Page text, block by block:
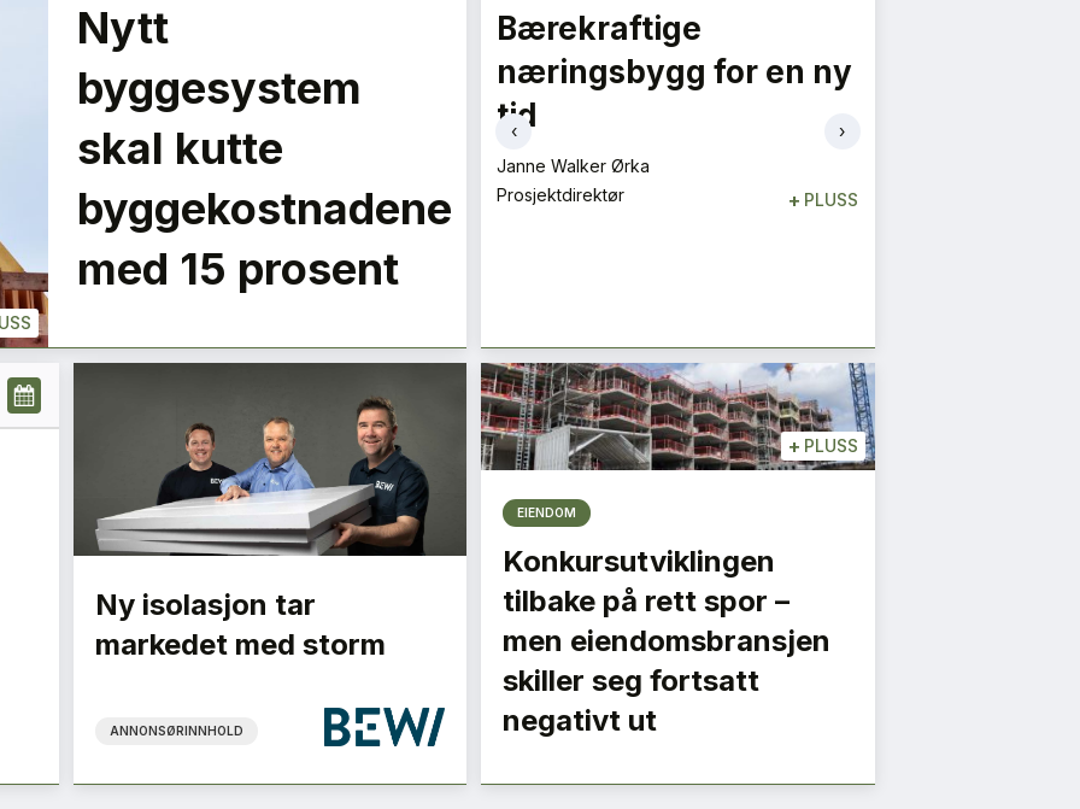
LES NYESTE UTGIVELSE
Nytt
byggesystem
skal kutte
byggekostnadene
med 15 prosent
Arkitekturens dr.
Livingstone
Sivilarkitekt
+ PLUSS
Bærekraftige
næringsbygg for en ny
tid
Janne Walker Ørka
Prosjektdirektør
‹ ›
Ny isolasjon tar
markedet med storm
ANNONSØRINNHOLD
+ PLUSS
EIENDOM
Konkursutviklingen
tilbake på rett spor –
men eiendomsbransjen
skiller seg fortsatt
negativt ut